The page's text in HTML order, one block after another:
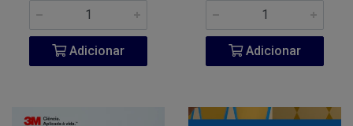
Adicionar Adicionar